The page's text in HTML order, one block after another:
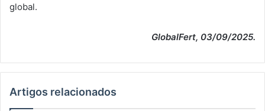
global.
GlobalFert, 03/09/2025.
Artigos relacionados